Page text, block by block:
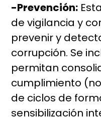
-Prevención:
de vigilancia y
prevenir y
corrupción. Se
permitan
cumplimiento
de ciclos de
sensibilización